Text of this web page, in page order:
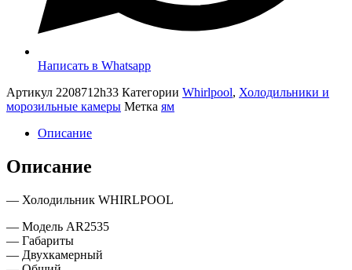
Написать в Whatsapp
Артикул 2208712h33 Категории Whirlpool, Холодильники и
морозильные камеры Метка ям
Описание
Описание
— Холодильник WHIRLPOOL
— Модель AR2535
— Габариты
— Двухкамерный